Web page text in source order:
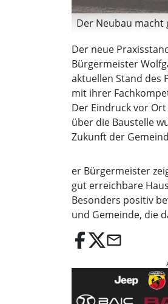
Der Neubau macht
Der neue
Bürgermeister
aktuellen Stand des
mit ihrer
Der Eindruck vor
über die Baustelle
Zukunft der
er Bürgermeister
gut erreichbare
Besonders positiv
und Gemeinde, die
email